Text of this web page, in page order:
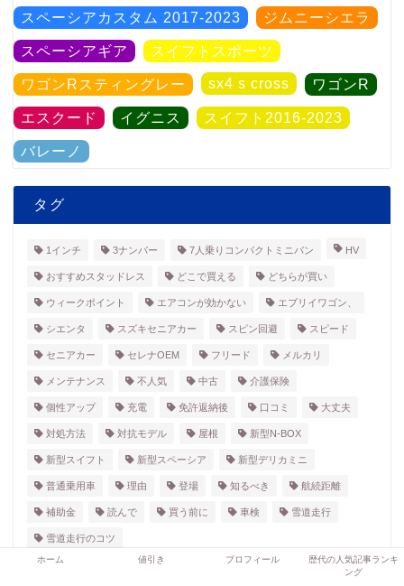
スペーシアカスタム 2017-2023 ジムニーシエラ
スペーシアギア スイフトスポーツ
ワゴンRスティングレー sx4 s cross ワゴンR
エスクード イグニス スイフト2016-2023
バレーノ
タグ
1インチ 3ナンバー 7人乗りコンパクトミニバン HV
おすすめスタッドレス どこで買える どちらが買い
ウィークポイント エアコンが効かない エブリイワゴン、
シエンタ スズキセニアカー スピン回避 スピード
セニアカー セレナOEM フリード メルカリ
メンテナンス 不人気 中古 介護保険
個性アップ 充電 免許返納後 口コミ 大丈夫
対処方法 対抗モデル 屋根 新型N-BOX
新型スイフト 新型スペーシア 新型デリカミニ
普通乗用車 理由 登場 知るべき 航続距離
補助金 読んで 買う前に 車検 雪道走行
雪道走行のコツ
ホーム 値引き プロフィール
歴代の人気記事ランキ
ング